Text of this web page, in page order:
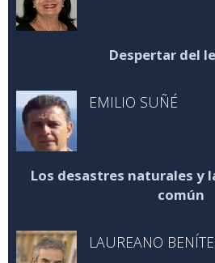
Despertar del
EMILIO SUÑÉ
Los desastres naturales y
común
LAUREANO